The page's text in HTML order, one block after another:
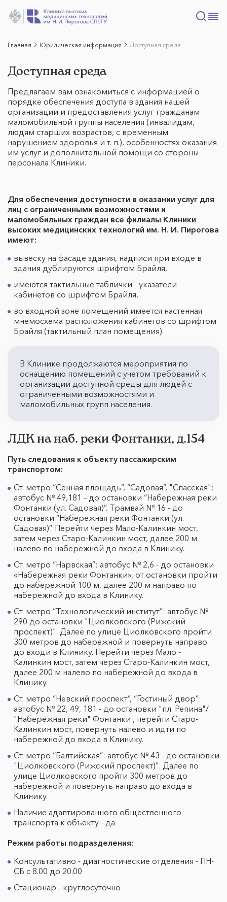
Главная Юридическая информация Доступная среда
Доступная среда
Предлагаем вам ознакомиться с информацией о
порядке обеспечения доступа в здания нашей
организации и предоставления услуг гражданам
маломобильной группы населения (инвалидам,
людям старших возрастов, с временным
нарушением здоровья и т. п.), особенностях оказания
им услуг и дополнительной помощи со стороны
персонала Клиники.
Для обеспечения доступности в оказании услуг для
лиц с ограниченными возможностями и
маломобильных граждан все филиалы Клиники
высоких медицинских технологий им. Н. И. Пирогова
имеют:
вывеску на фасаде здания, надписи при входе в
здания дублируются шрифтом Брайля,
имеются тактильные таблички - указатели
кабинетов со шрифтом Брайля,
во входной зоне помещений имеется настенная
мнемосхема расположения кабинетов со шрифтом
Брайля (тактильный план помещения).
В Клинике продолжаются мероприятия по
оснащению помещений с учетом требований к
организации доступной среды для людей с
ограниченными возможностями и
маломобильных групп населения.
ЛДК на наб. реки Фонтанки, д.154
Путь следования к объекту пассажирским
транспортом:
Ст. метро “Сенная площадь”, “Садовая”, "Спасская":
автобус № 49,181 – до остановки “Набережная реки
Фонтанки (ул. Садовая)”. Трамвай № 16 - до
остановки “Набережная реки Фонтанки (ул.
Садовая)”. Перейти через Мало-Калинкин мост,
затем через Старо-Калинкин мост, далее 200 м
налево по набережной до входа в Клинику.
Ст. метро “Нарвская”: автобус № 2,6 - до остановки
«Набережная реки Фонтанки», от остановки пройти
до набережной 100 м, далее 200 м направо по
набережной до входа в Клинику.
Ст. метро “Технологический институт”: автобус №
290 до остановки "Циолковского (Рижский
проспект)". Далее по улице Циолковского пройти
300 метров до набережной и повернуть направо
до входи в Клинику. Перейти через Мало -
Калинкин мост, затем через Старо-Калинкин мост,
далее 200 м налево по набережной до входа в
Клинику.
Ст. метро “Невский проспект”, “Гостиный двор”:
автобус № 22, 49, 181 - до остановки "пл. Репина"/
"Набережная реки" Фонтанки , перейти Старо-
Калинкин мост, повернуть налево и идти по
набережной до входа в Клинику.
Ст. метро “Балтийская”: автобус № 43 - до остановки
"Циолковского (Рижский проспект)". Далее по
улице Циолковского пройти 300 метров до
набережной и повернуть направо до входа в
Клинику.
Наличие адаптированного общественного
транспорта к объекту - да
Режим работы подразделения:
Консультативно - диагностические отделения - ПН-
СБ с 8.00 до 20.00
Стационар - круглосуточно